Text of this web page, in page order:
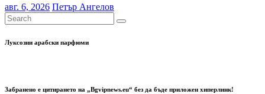
авг. 6, 2026 Петър Ангелов
Луксозни арабски парфюми
Забранено е цитирането на „Bgvipnews.eu“ без да бъде приложен хиперлинк!